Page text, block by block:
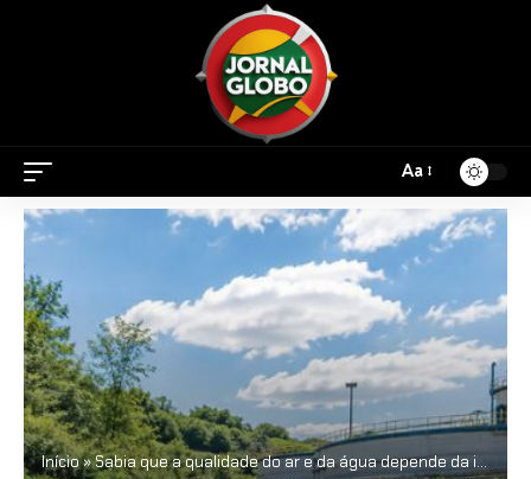
Aa
Início»Sabia que a qualidade do ar e da água depende da infraestrutura ambiental? Entenda neste artigo!